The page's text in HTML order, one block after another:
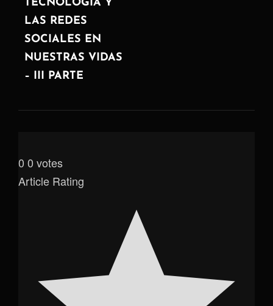
TECNOLOGÍA Y
LAS REDES
SOCIALES EN
NUESTRAS VIDAS
– III PARTE
0 0 votes
Article Rating